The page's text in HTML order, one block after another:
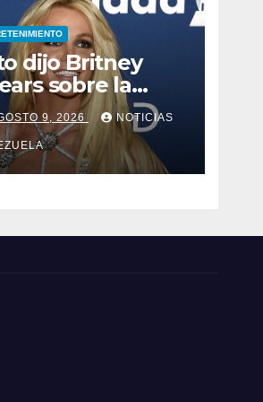
dijo Britney
sobre la
musical
9, 2026 NOTICIAS